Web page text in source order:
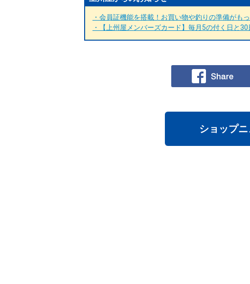
・会員証機能を搭載！お買い物や釣りの準備がも
・【上州屋メンバーズカード】毎月5の付く日と
ショップ